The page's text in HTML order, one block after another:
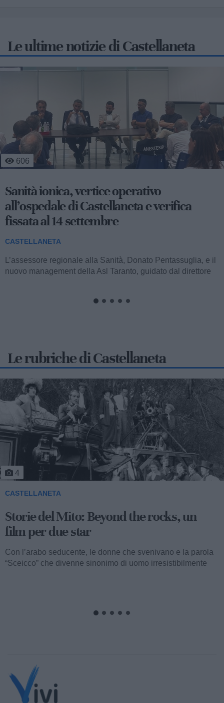
Le ultime notizie di Castellaneta
3 475
Lieto fine per "Piero": tartaruga salvata dai
bagnini di Castellaneta Marina
CASTELLANETA
Un esemplare di tartaruga Caretta caretta, simpaticamente
battezzato Piero, è stato tratto in salvo lungo il litorale di
Castellaneta Marina grazie...
Le rubriche di Castellaneta
5
CASTELLANETA
Storie del Mito: Uno sceicco esuberante
Valentino fu consacrato attore internazionale, come abbiamo
visto, con il film “I quattro cavalieri dell’Apocalisse”. Così
cominciava...